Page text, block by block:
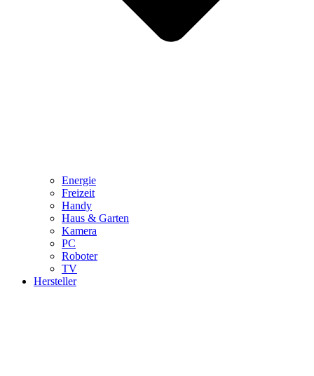
Energie
Freizeit
Handy
Haus & Garten
Kamera
PC
Roboter
TV
Hersteller